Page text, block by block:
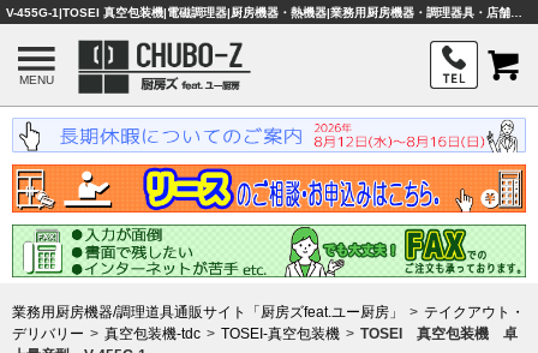
MENU
業務用厨房機器/調理道具通販サイト「厨房ズfeat.ユー厨房」
テイクアウト・
デリバリー
真空包装機-tdc TOSEI-真空包装機
TOSEI 真空包装機 卓